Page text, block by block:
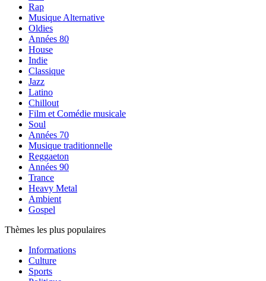
Rap
Musique Alternative
Oldies
Années 80
House
Indie
Classique
Jazz
Latino
Chillout
Film et Comédie musicale
Soul
Années 70
Musique traditionnelle
Reggaeton
Années 90
Trance
Heavy Metal
Ambient
Gospel
Thèmes les plus populaires
Informations
Culture
Sports